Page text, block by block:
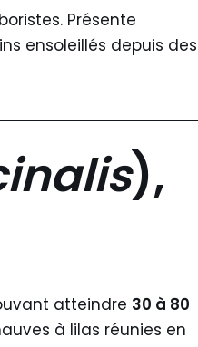
Présente
ensoleillés depuis des
),
atteindre 30 à 80
à lilas réunies en